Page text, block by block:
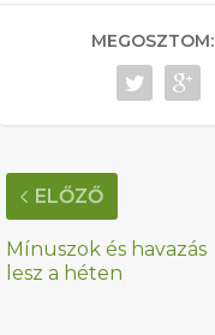
MEGOSZTOM:
ELŐZŐ
Mínuszok és havazás
lesz a héten